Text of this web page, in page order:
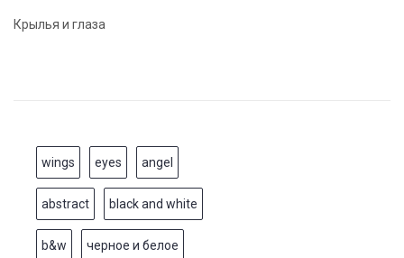
Крылья и глаза
wings eyes angel
abstract black and white
b&w черное и белое